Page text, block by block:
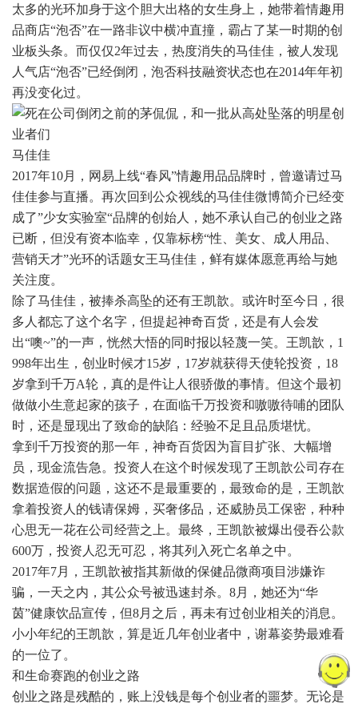
太多的光环加身于这个胆大出格的女生身上，她带着情趣用
品商店“泡否”在一路非议中横冲直撞，霸占了某一时期的创
业板头条。而仅仅2年过去，热度消失的马佳佳，被人发现
人气店“泡否”已经倒闭，泡否科技融资状态也在2014年年初
再没变化过。
马佳佳
2017年10月，网易上线“春风”情趣用品品牌时，曾邀请过马
佳佳参与直播。再次回到公众视线的马佳佳微博简介已经变
成了”少女实验室“品牌的创始人，她不承认自己的创业之路
已断，但没有资本临幸，仅靠标榜“性、美女、成人用品、
营销天才”光环的话题女王马佳佳，鲜有媒体愿意再给与她
关注度。
除了马佳佳，被捧杀高坠的还有王凯歆。或许时至今日，很
多人都忘了这个名字，但提起神奇百货，还是有人会发
出“噢~”的一声，恍然大悟的同时报以轻蔑一笑。王凯歆，1
998年出生，创业时候才15岁，17岁就获得天使轮投资，18
岁拿到千万A轮，真的是件让人很骄傲的事情。但这个最初
做做小生意起家的孩子，在面临千万投资和嗷嗷待哺的团队
时，还是显现出了致命的缺陷：经验不足且品质堪忧。
拿到千万投资的那一年，神奇百货因为盲目扩张、大幅增
员，现金流告急。投资人在这个时候发现了王凯歆公司存在
数据造假的问题，这还不是最重要的，最致命的是，王凯歆
拿着投资人的钱请保姆，买奢侈品，还威胁员工保密，种种
心思无一花在公司经营之上。最终，王凯歆被爆出侵吞公款
600万，投资人忍无可忍，将其列入死亡名单之中。
2017年7月，王凯歆被指其新做的保健品微商项目涉嫌诈
骗，一天之内，其公众号被迅速封杀。8月，她还为“华
茵”健康饮品宣传，但8月之后，再未有过创业相关的消息。
小小年纪的王凯歆，算是近几年创业者中，谢幕姿势最难看
的一位了。
和生命赛跑的创业之路
创业之路是残酷的，账上没钱是每个创业者的噩梦。无论是